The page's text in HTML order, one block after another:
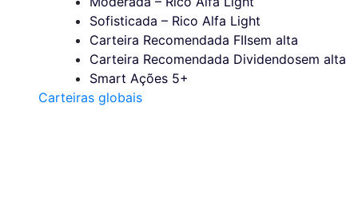
Sofisticada – Rico Alfa Light
Carteira Recomendada FIIsem alta
Carteira Recomendada Dividendosem alta
Smart Ações 5+
Carteiras globais